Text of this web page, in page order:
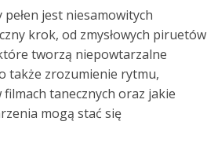
jest niesamowitych
krok, od zmysłowych piruetów
tworzą niepowtarzalne
także zrozumienie rytmu,
tanecznych oraz jakie
mogą stać się